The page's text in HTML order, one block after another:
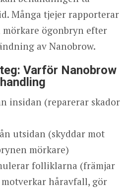
Många tjejer rapporterar
mörkare ögonbryn efter
av Nanobrow.
Varför Nanobrow
insidan (reparerar skador
utsidan (skyddar mot
mörkare)
folliklarna (främjar
håravfall, gör